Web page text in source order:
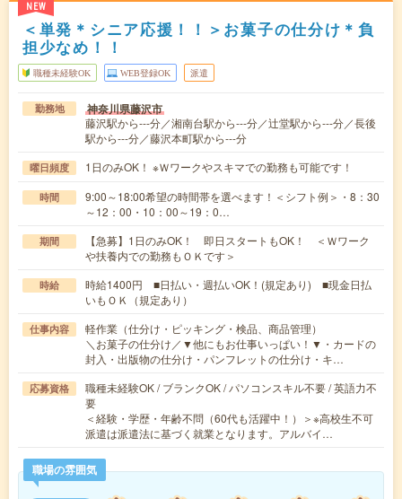
NEW
＜単発＊シニア応援！！＞お菓子の仕分け＊負
担少なめ！！
職種未経験OK WEB登録OK 派遣
勤務地 神奈川県藤沢市
藤沢駅から---分／湘南台駅から---分／辻堂駅から---分／長後
駅から---分／藤沢本町駅から---分
曜日頻度 1日のみOK！ ※Ｗワークやスキマでの勤務も可能です！
時間
9:00～18:00希望の時間帯を選べます！＜シフト例＞・8：30
～12：00・10：00～19：0…
期間
【急募】1日のみOK！ 即日スタートもOK！ ＜Ｗワーク
や扶養内での勤務もＯＫです＞
時給
時給1400円 ■日払い・週払いOK！(規定あり) ■現金日払
いもＯＫ（規定あり）
仕事内容
軽作業（仕分け・ピッキング・検品、商品管理）
＼お菓子の仕分け／▼他にもお仕事いっぱい！▼・カードの
封入・出版物の仕分け・パンフレットの仕分け・キ…
応募資格
職種未経験OK / ブランクOK / パソコンスキル不要 / 英語力不
要
＜経験・学歴・年齢不問（60代も活躍中！）＞※高校生不可
派遣は派遣法に基づく就業となります。アルバイ…
職場の雰囲気